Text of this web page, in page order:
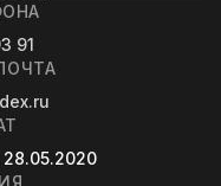
91
28.05.2020